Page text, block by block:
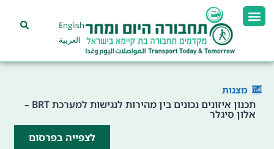
English
العربية
מצגות
תכנון איזונים נכונים בין מהירות לנגישות למערכת BRT –
אלון סיגלר
לצפייה בפרסום